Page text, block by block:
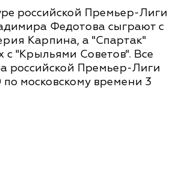
российской Премьер-Лиги
Федотова сыграют с
Карпина, а "Спартак"
с "Крыльями Советов". Все
российской Премьер-Лиги
по московскому времени 3